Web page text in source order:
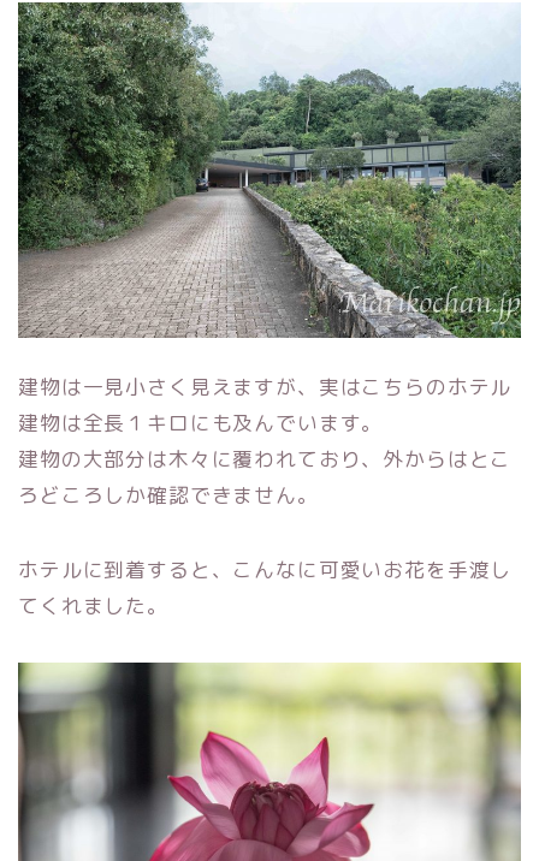
建物は一見小さく見えますが、実はこちらのホテル
建物は全長１キロにも及んでいます。
建物の大部分は木々に覆われており、外からはとこ
ろどころしか確認できません。
ホテルに到着すると、こんなに可愛いお花を手渡し
てくれました。